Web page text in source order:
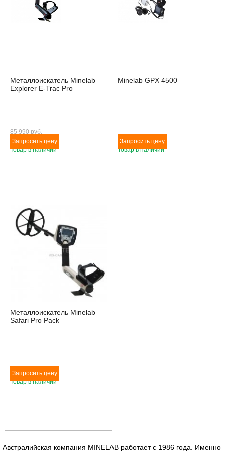
Металлоискатель Minelab
Explorer E-Trac Pro
85 990 pуб.
Товар в наличии
Minelab GPX 4500
Товар в наличии
Товара нет в наличии
Металлоискатель Minelab
Safari Pro Pack
Товар в наличии
Австралийская компания MINELAB работает с 1986 года. Именно